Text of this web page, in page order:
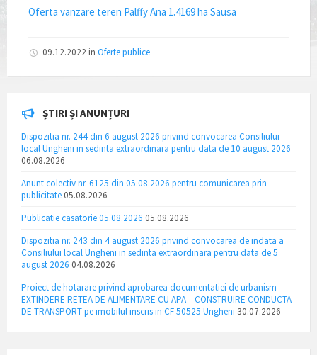
Oferta vanzare teren Palffy Ana 1.4169 ha Sausa
09.12.2022 in Oferte publice
ȘTIRI ȘI ANUNȚURI
Dispozitia nr. 244 din 6 august 2026 privind convocarea Consiliului
local Ungheni in sedinta extraordinara pentru data de 10 august 2026
06.08.2026
Anunt colectiv nr. 6125 din 05.08.2026 pentru comunicarea prin
publicitate 05.08.2026
Publicatie casatorie 05.08.2026 05.08.2026
Dispozitia nr. 243 din 4 august 2026 privind convocarea de indata a
Consiliului local Ungheni in sedinta extraordinara pentru data de 5
august 2026 04.08.2026
Proiect de hotarare privind aprobarea documentatiei de urbanism
EXTINDERE RETEA DE ALIMENTARE CU APA – CONSTRUIRE CONDUCTA
DE TRANSPORT pe imobilul inscris in CF 50525 Ungheni 30.07.2026